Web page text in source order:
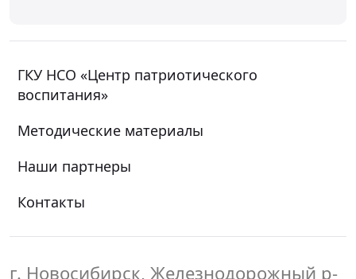
ГКУ НСО «Центр патриотического
воспитания»
Методические материалы
Наши партнеры
Контакты
г. Новосибирск, Железнодорожный р-